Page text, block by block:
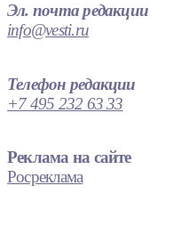
Эл. почта редакции
info@vesti.ru
Телефон редакции
+7 495 232 63 33
Реклама на сайте
Росреклама